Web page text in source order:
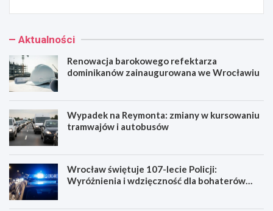
Aktualności
Renowacja barokowego refektarza
dominikanów zainaugurowana we Wrocławiu
Wypadek na Reymonta: zmiany w kursowaniu
tramwajów i autobusów
Wrocław świętuje 107-lecie Policji:
Wyróżnienia i wdzięczność dla bohaterów